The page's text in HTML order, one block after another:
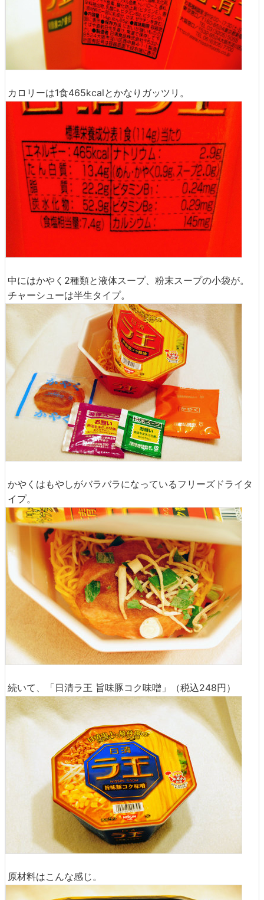
カロリーは1食465kcalとかなりガッツリ。
中にはかやく2種類と液体スープ、粉末スープの小袋が。
チャーシューは半生タイプ。
かやくはもやしがバラバラになっているフリーズドライタ
イプ。
続いて、「日清ラ王 旨味豚コク味噌」（税込248円）
原材料はこんな感じ。